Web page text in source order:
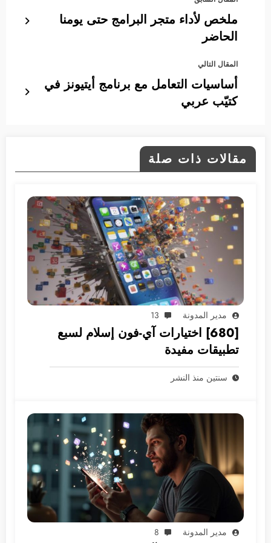
ملخص لأداء متجر البرامج حتى يومنا
الحاضر
المقال التالي
أساسيات التعامل مع برنامج أيتيونز في
كتيّب عربي
مقالات ذات صلة
مدير المدونة 13
[680] اختيارات آي-فون إسلام لسبع
تطبيقات مفيدة
سنتين منذ النشر
مدير المدونة 8